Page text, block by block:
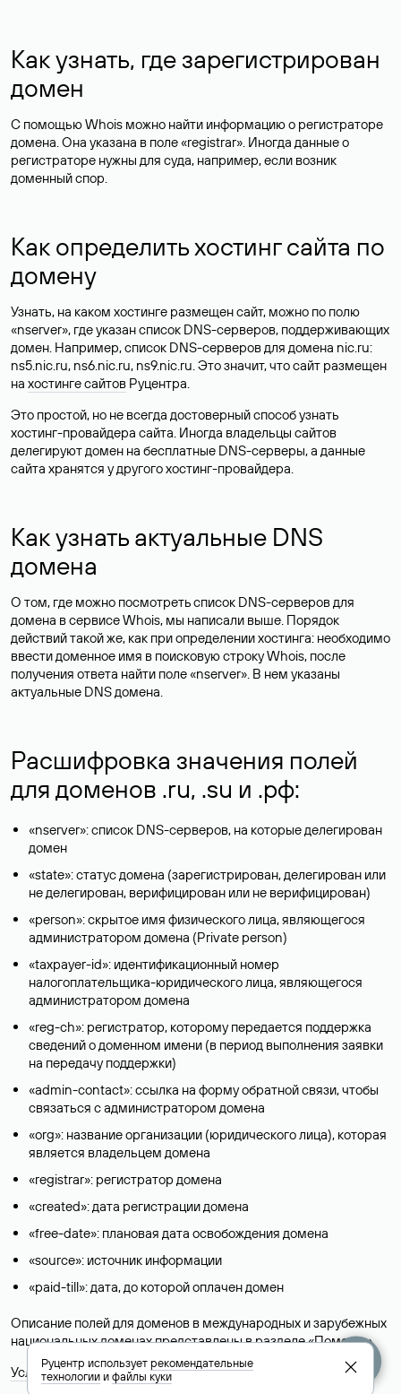
Как узнать, где зарегистрирован
домен
С помощью Whois можно найти информацию о регистраторе
домена. Она указана в поле «registrar». Иногда данные о
регистраторе нужны для суда, например, если возник
доменный спор.
Как определить хостинг сайта по
домену
Узнать, на каком хостинге размещен сайт, можно по полю
«nserver», где указан список DNS-серверов, поддерживающих
домен. Например, список DNS-серверов для домена nic.ru:
ns5.nic.ru, ns6.nic.ru, ns9.nic.ru. Это значит, что сайт размещен
на хостинге сайтов Руцентра.
Это простой, но не всегда достоверный способ узнать
хостинг-провайдера сайта. Иногда владельцы сайтов
делегируют домен на бесплатные DNS-серверы, а данные
сайта хранятся у другого хостинг-провайдера.
Как узнать актуальные DNS
домена
О том, где можно посмотреть список DNS-серверов для
домена в сервисе Whois, мы написали выше. Порядок
действий такой же, как при определении хостинга: необходимо
ввести доменное имя в поисковую строку Whois, после
получения ответа найти поле «nserver». В нем указаны
актуальные DNS домена.
Расшифровка значения полей
для доменов .ru, .su и .рф:
«nserver»: список DNS-серверов, на которые делегирован
домен
«state»: статус домена (зарегистрирован, делегирован или
не делегирован, верифицирован или не верифицирован)
«person»: скрытое имя физического лица, являющегося
администратором домена (Privatе person)
«taxpayer-id»: идентификационный номер
налогоплательщика-юридического лица, являющегося
администратором домена
«reg-ch»: регистратор, которому передается поддержка
сведений о доменном имени (в период выполнения заявки
на передачу поддержки)
«admin-contact»: ссылка на форму обратной связи, чтобы
связаться с администратором домена
«org»: название организации (юридического лица), которая
является владельцем домена
«registrar»: регистратор домена
«created»: дата регистрации домена
«free-date»: плановая дата освобождения домена
«source»: источник информации
«paid-till»: дата, до которой оплачен домен
Описание полей для доменов в международных и зарубежных
национальных доменах представлены в разделе «Помощь».
Условия использования Whois-сервиса
Руцентр используетрекомендательные
технологииифайлы куки